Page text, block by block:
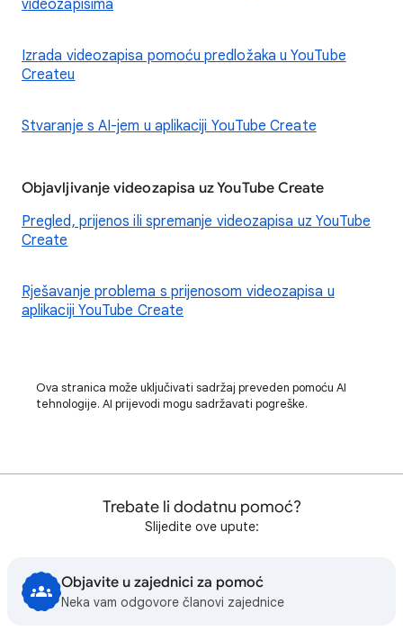
videozapisima
Izrada videozapisa pomoću predložaka u YouTube
Createu
Stvaranje s AI-jem u aplikaciji YouTube Create
Objavljivanje videozapisa uz YouTube Create
Pregled, prijenos ili spremanje videozapisa uz YouTube
Create
Rješavanje problema s prijenosom videozapisa u
aplikaciji YouTube Create
Ova stranica može uključivati sadržaj preveden pomoću AI
tehnologije. AI prijevodi mogu sadržavati pogreške.
Trebate li dodatnu pomoć?
Slijedite ove upute:
Objavite u zajednici za pomoć
Neka vam odgovore članovi zajednice